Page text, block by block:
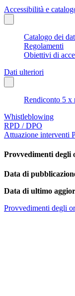
Accessibilità e
Catalogo dei
Regolamenti
Obiettivi di
Dati ulteriori
Rendiconto 5 x
Whistleblowing
RPD / DPO
Attuazione interventi
Provvedimenti degli
Data di
Data di ultimo
Provvedimenti degli